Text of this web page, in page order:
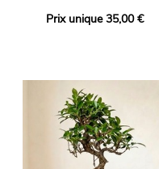
Prix unique 35,00 €